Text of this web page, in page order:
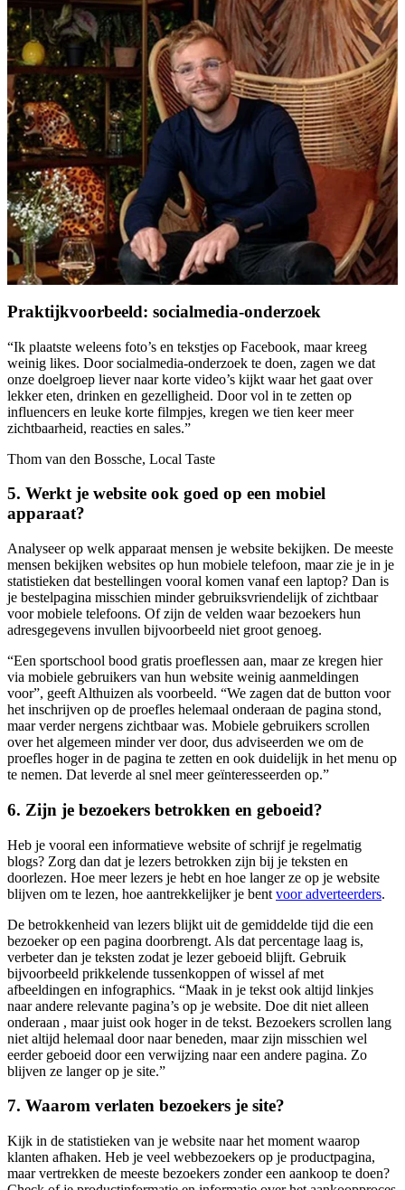
Praktijkvoorbeeld: socialmedia-onderzoek
“Ik plaatste weleens foto’s en tekstjes op Facebook, maar kreeg
weinig likes. Door socialmedia-onderzoek te doen, zagen we dat
onze doelgroep liever naar korte video’s kijkt waar het gaat over
lekker eten, drinken en gezelligheid. Door vol in te zetten op
influencers en leuke korte filmpjes, kregen we tien keer meer
zichtbaarheid, reacties en sales.”
Thom van den Bossche, Local Taste
5. Werkt je website ook goed op een mobiel
apparaat?
Analyseer op welk apparaat mensen je website bekijken. De meeste
mensen bekijken websites op hun mobiele telefoon, maar zie je in je
statistieken dat bestellingen vooral komen vanaf een laptop? Dan is
je bestelpagina misschien minder gebruiksvriendelijk of zichtbaar
voor mobiele telefoons. Of zijn de velden waar bezoekers hun
adresgegevens invullen bijvoorbeeld niet groot genoeg.
“Een sportschool bood gratis proeflessen aan, maar ze kregen hier
via mobiele gebruikers van hun website weinig aanmeldingen
voor”, geeft Althuizen als voorbeeld. “We zagen dat de button voor
het inschrijven op de proefles helemaal onderaan de pagina stond,
maar verder nergens zichtbaar was. Mobiele gebruikers scrollen
over het algemeen minder ver door, dus adviseerden we om de
proefles hoger in de pagina te zetten en ook duidelijk in het menu op
te nemen. Dat leverde al snel meer geïnteresseerden op.”
6. Zijn je bezoekers betrokken en geboeid?
Heb je vooral een informatieve website of schrijf je regelmatig
blogs? Zorg dan dat je lezers betrokken zijn bij je teksten en
doorlezen. Hoe meer lezers je hebt en hoe langer ze op je website
blijven om te lezen, hoe aantrekkelijker je bent voor adverteerders.
De betrokkenheid van lezers blijkt uit de gemiddelde tijd die een
bezoeker op een pagina doorbrengt. Als dat percentage laag is,
verbeter dan je teksten zodat je lezer geboeid blijft. Gebruik
bijvoorbeeld prikkelende tussenkoppen of wissel af met
afbeeldingen en infographics. “Maak in je tekst ook altijd linkjes
naar andere relevante pagina’s op je website. Doe dit niet alleen
onderaan , maar juist ook hoger in de tekst. Bezoekers scrollen lang
niet altijd helemaal door naar beneden, maar zijn misschien wel
eerder geboeid door een verwijzing naar een andere pagina. Zo
blijven ze langer op je site.”
7. Waarom verlaten bezoekers je site?
Kijk in de statistieken van je website naar het moment waarop
klanten afhaken. Heb je veel webbezoekers op je productpagina,
maar vertrekken de meeste bezoekers zonder een aankoop te doen?